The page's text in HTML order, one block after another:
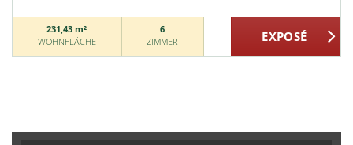
231,43 m²
WOHNFLÄCHE
6
ZIMMER